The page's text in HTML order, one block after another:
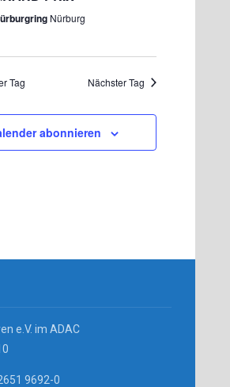
Nürburg
Tag Nächster Tag
abonnieren
e.V. im ADAC
9692-0